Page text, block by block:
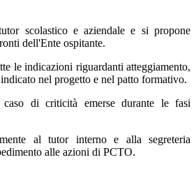
scolastico e aziendale e si propone
dell'Ente ospitante.
le indicazioni riguardanti atteggiamento,
nel progetto e nel patto formativo.
di criticità emerse durante le fasi
al tutor interno e alla segreteria
alle azioni di PCTO.